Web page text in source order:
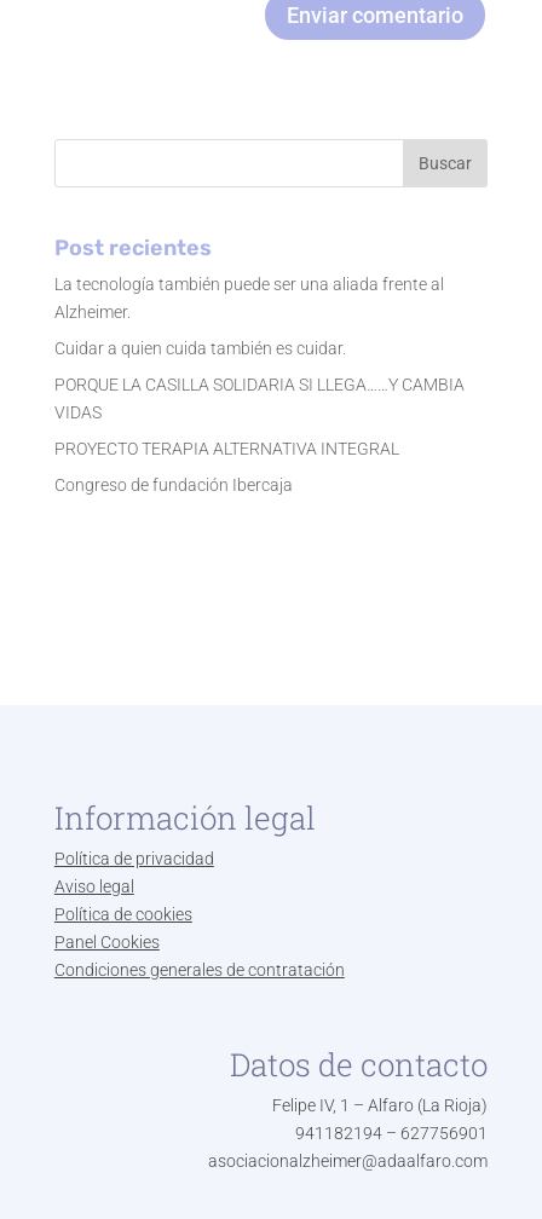
Enviar comentario
Buscar
Post recientes
La tecnología también puede ser una aliada frente al
Alzheimer.
Cuidar a quien cuida también es cuidar.
PORQUE LA CASILLA SOLIDARIA SI LLEGA……Y CAMBIA
VIDAS
PROYECTO TERAPIA ALTERNATIVA INTEGRAL
Congreso de fundación Ibercaja
Información legal
Política de privacidad
Aviso legal
Política de cookies
Panel Cookies
Condiciones generales de contratación
Datos de contacto
Felipe IV, 1 – Alfaro (La Rioja)
941182194 – 627756901
asociacionalzheimer@adaalfaro.com